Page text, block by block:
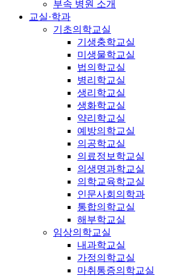
부속 병원 소개
교실·학과
기초의학교실
기생충학교실
미생물학교실
법의학교실
병리학교실
생리학교실
생화학교실
약리학교실
예방의학교실
의공학교실
의료정보학교실
의생명과학교실
의학교육학교실
인문사회의학과
통합의학교실
해부학교실
임상의학교실
내과학교실
가정의학교실
마취통증의학교실